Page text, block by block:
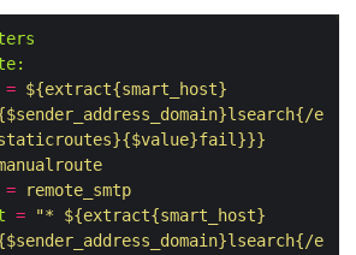
= ${extract{smart_host}
e
=
remote_smtp
=
"* ${extract{smart_host}
e